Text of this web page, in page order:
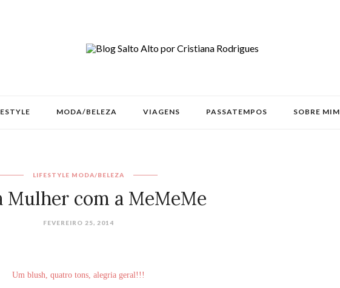
MODA/BELEZA VIAGENS PASSATEMPOS SOBRE MIM
LIFESTYLE MODA/BELEZA
Mulher com a MeMeMe
FEVEREIRO 25, 2014
Um blush, quatro tons, alegria geral!!!